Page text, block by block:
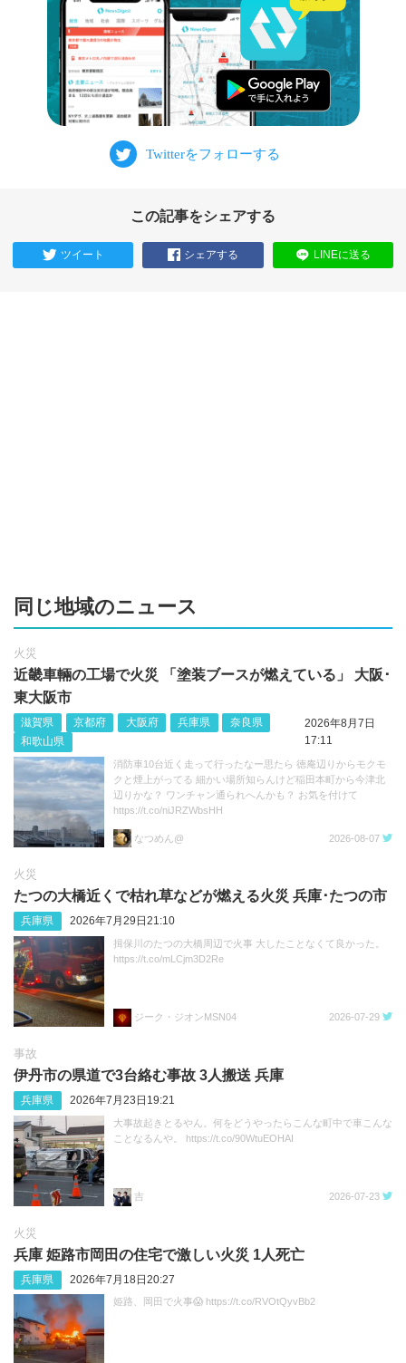
この記事をシェアする
ツイート シェアする LINEに送る
同じ地域のニュース
火災
近畿車輛の工場で火災 「塗装ブースが燃えている」 大阪･
東大阪市
滋賀県 京都府 大阪府 兵庫県
奈良県
和歌山県
2026年8月7日
17:11
消防車10台近く走って行ったなー思たら 徳庵辺りからモクモ
クと煙上がってる 細かい場所知らんけど稲田本町から今津北
辺りかな？ ワンチャン通られへんかも？ お気を付けて
https://t.co/niJRZWbsHH
なつめん@ 2026-08-07
火災
たつの大橋近くで枯れ草などが燃える火災 兵庫･たつの市
兵庫県 2026年7月29日21:10
揖保川のたつの大橋周辺で火事 大したことなくて良かった。
https://t.co/mLCjm3D2Re
ジーク・ジオンMSN04 2026-07-29
事故
伊丹市の県道で3台絡む事故 3人搬送 兵庫
兵庫県 2026年7月23日19:21
大事故起きとるやん。何をどうやったらこんな町中で車こんな
ことなるんや。 https://t.co/90WtuEOHAI
吉 2026-07-23
火災
兵庫 姫路市岡田の住宅で激しい火災 1人死亡
兵庫県 2026年7月18日20:27
姫路、岡田で火事😱 https://t.co/RVOtQyvBb2